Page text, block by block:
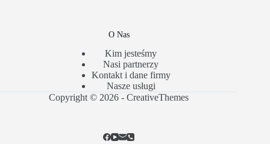
O Nas
Kim jesteśmy
Nasi partnerzy
Kontakt i dane firmy
Nasze usługi
Copyright © 2026 -CreativeThemes